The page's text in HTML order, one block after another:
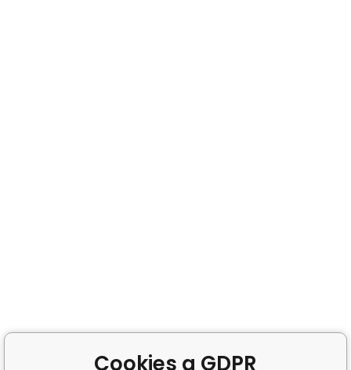
Cookies a GDPR